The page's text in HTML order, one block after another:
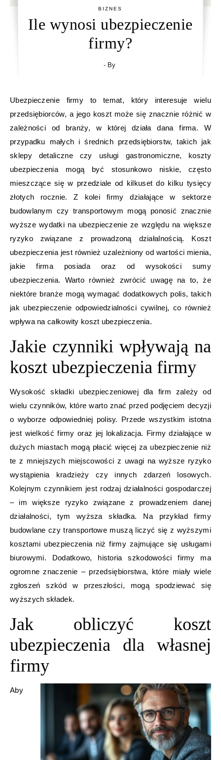
BIZNES
Ile wynosi ubezpieczenie
firmy?
- By
Ubezpieczenie firmy to temat, który interesuje wielu
przedsiębiorców, a jego koszt może się znacznie różnić w
zależności od branży, w której działa dana firma. W
przypadku małych i średnich przedsiębiorstw, takich jak
sklepy detaliczne czy usługi gastronomiczne, koszty
ubezpieczenia mogą być stosunkowo niskie, często
mieszczące się w przedziale od kilkuset do kilku tysięcy
złotych rocznie. Z kolei firmy działające w sektorze
budowlanym czy transportowym mogą ponosić znacznie
wyższe wydatki na ubezpieczenie ze względu na większe
ryzyko związane z prowadzoną działalnością. Koszt
ubezpieczenia jest również uzależniony od wartości mienia,
jakie firma posiada oraz od wysokości sumy
ubezpieczenia. Warto również zwrócić uwagę na to, że
niektóre branże mogą wymagać dodatkowych polis, takich
jak ubezpieczenie odpowiedzialności cywilnej, co również
wpływa na całkowity koszt ubezpieczenia.
Jakie czynniki wpływają na
koszt ubezpieczenia firmy
Wysokość składki ubezpieczeniowej dla firm zależy od
wielu czynników, które warto znać przed podjęciem decyzji
o wyborze odpowiedniej polisy. Przede wszystkim istotna
jest wielkość firmy oraz jej lokalizacja. Firmy działające w
dużych miastach mogą płacić więcej za ubezpieczenie niż
te z mniejszych miejscowości z uwagi na wyższe ryzyko
wystąpienia kradzieży czy innych zdarzeń losowych.
Kolejnym czynnikiem jest rodzaj działalności gospodarczej
– im większe ryzyko związane z prowadzeniem danej
działalności, tym wyższa składka. Na przykład firmy
budowlane czy transportowe muszą liczyć się z wyższymi
kosztami ubezpieczenia niż firmy zajmujące się usługami
biurowymi. Dodatkowo, historia szkodowości firmy ma
ogromne znaczenie – przedsiębiorstwa, które miały wiele
zgłoszeń szkód w przeszłości, mogą spodziewać się
wyższych składek.
Jak obliczyć koszt
ubezpieczenia dla własnej
firmy
Aby